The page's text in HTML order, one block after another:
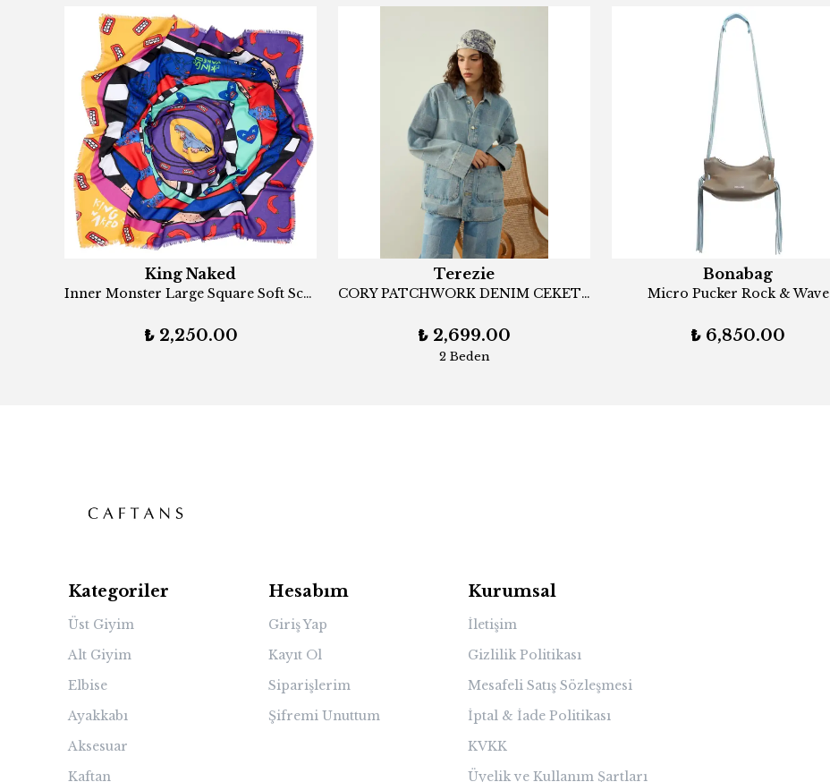
King Naked
Inner Monster Large Square Soft Scarf
₺ 2,250.00
Terezie
CORY PATCHWORK DENIM CEKET MAVİ
₺ 2,699.00
2 Beden
Bonabag
Micro Pucker Rock & Wave
₺ 6,850.00
Kategoriler
Üst Giyim
Alt Giyim
Elbise
Ayakkabı
Aksesuar
Kaftan
Hesabım
Giriş Yap
Kayıt Ol
Siparişlerim
Şifremi Unuttum
Kurumsal
İletişim
Gizlilik Politikası
Mesafeli Satış Sözleşmesi
İptal & İade Politikası
KVKK
Üyelik ve Kullanım Şartları